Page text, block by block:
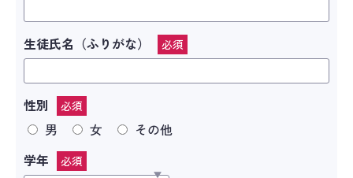
生徒氏名（ふりがな） 必須
性別 必須
男 女
その他
学年
必須